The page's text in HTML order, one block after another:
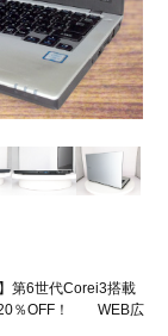
第6世代Corei3搭載
20％OFF！ WEB広